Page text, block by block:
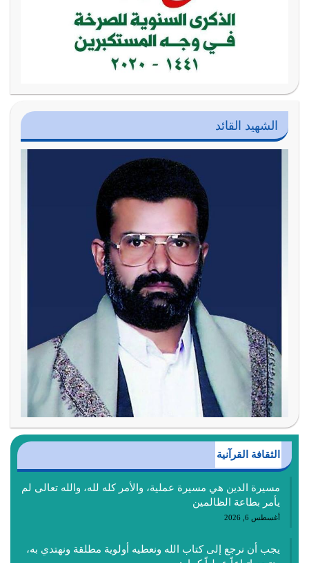
الشهيد القائد
الثقافة القرآنية
مسيرة الدين هي مسيرة عملية، والأمر كله لله، والله تعالى لم
يأمر بطاعة الظالمين
أغسطس 6, 2026
يجب أن نرجع إلى كتاب الله ونعطيه أولوية مطلقة ونهتدي به،